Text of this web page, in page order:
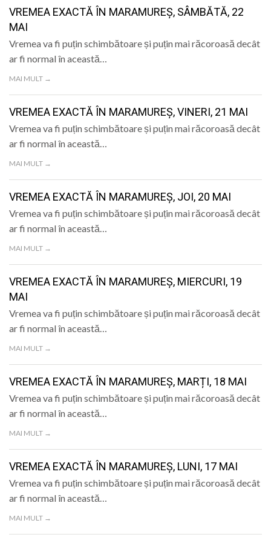
VREMEA EXACTĂ ÎN MARAMUREȘ, SÂMBĂTĂ, 22
MAI
Vremea va fi puțin schimbătoare și puțin mai răcoroasă decât
ar fi normal în această…
MAI MULT →
VREMEA EXACTĂ ÎN MARAMUREȘ, VINERI, 21 MAI
Vremea va fi puțin schimbătoare și puțin mai răcoroasă decât
ar fi normal în această…
MAI MULT →
VREMEA EXACTĂ ÎN MARAMUREȘ, JOI, 20 MAI
Vremea va fi puțin schimbătoare și puțin mai răcoroasă decât
ar fi normal în această…
MAI MULT →
VREMEA EXACTĂ ÎN MARAMUREȘ, MIERCURI, 19
MAI
Vremea va fi puțin schimbătoare și puțin mai răcoroasă decât
ar fi normal în această…
MAI MULT →
VREMEA EXACTĂ ÎN MARAMUREȘ, MARȚI, 18 MAI
Vremea va fi puțin schimbătoare și puțin mai răcoroasă decât
ar fi normal în această…
MAI MULT →
VREMEA EXACTĂ ÎN MARAMUREȘ, LUNI, 17 MAI
Vremea va fi puțin schimbătoare și puțin mai răcoroasă decât
ar fi normal în această…
MAI MULT →